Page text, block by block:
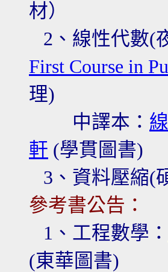
材）
2、線性代數(
First Course in
理)
中譯本：
軒 (學貫圖書)
3 、資料壓縮(
參考書公告：
1、工程數學：
(東華圖書)